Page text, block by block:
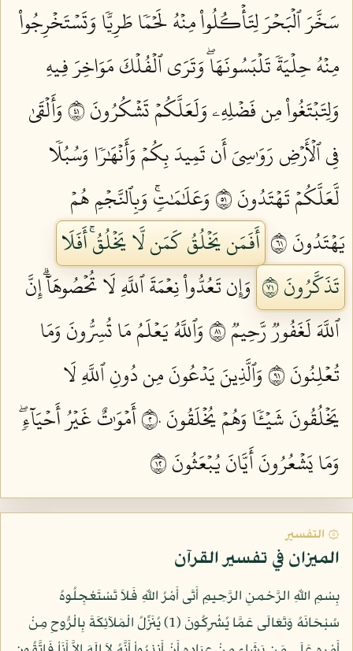
سَخَّرَ ٱلۡبَحۡرَ لِتَأۡكُلُواْ مِنۡهُ لَحۡمٗا طَرِيّٗا وَتَسۡتَخۡرِجُواْ
مِنۡهُ حِلۡيَةٗ تَلۡبَسُونَهَاۖ وَتَرَى ٱلۡفُلۡكَ مَوَاخِرَ فِيهِ
وَلِتَبۡتَغُواْ مِن فَضۡلِهِۦ وَلَعَلَّكُمۡ تَشۡكُرُونَ ١٤
وَأَلۡقَىٰ
فِي ٱلۡأَرۡضِ رَوَٰسِيَ أَن تَمِيدَ بِكُمۡ وَأَنۡهَٰرٗا وَسُبُلٗا
لَّعَلَّكُمۡ تَهۡتَدُونَ ١٥
وَعَلَٰمَٰتٖۚ وَبِٱلنَّجۡمِ هُمۡ
يَهۡتَدُونَ ١٦
أَفَمَن يَخۡلُقُ كَمَن لَّا يَخۡلُقُۚ أَفَلَا
تَذَكَّرُونَ ١٧
وَإِن تَعُدُّواْ نِعۡمَةَ ٱللَّهِ لَا تُحۡصُوهَآۗ إِنَّ
ٱللَّهَ لَغَفُورٞ رَّحِيمٞ ١٨
وَٱللَّهُ يَعۡلَمُ مَا تُسِرُّونَ وَمَا
تُعۡلِنُونَ ١٩
وَٱلَّذِينَ يَدۡعُونَ مِن دُونِ ٱللَّهِ لَا
يَخۡلُقُونَ شَيۡـٔٗا وَهُمۡ يُخۡلَقُونَ ٢٠
أَمۡوَٰتٌ غَيۡرُ أَحۡيَآءٖۖ
وَمَا يَشۡعُرُونَ أَيَّانَ يُبۡعَثُونَ ٢١
۞ التفسير
الميزان في تفسير القرآن
بِسْمِ اللّهِ الرَّحْمنِ الرَّحِيمِ أَتَى أَمْرُ اللّهِ فَلاَ تَسْتَعْجِلُوهُ
سُبْحَانَهُ وَتَعَالَى عَمَّا يُشْرِكُونَ (1) يُنَزِّلُ الْمَلآئِكَةَ بِالْرُّوحِ مِنْ